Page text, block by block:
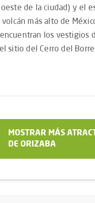
de la ciudad) y el
volcán más alto de
los vestigios
sitio del Cerro del
MOSTRAR MÁS
DE ORIZABA